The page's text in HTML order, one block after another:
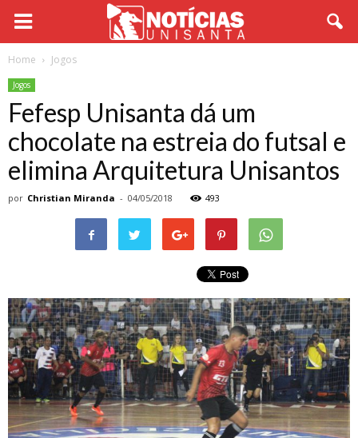
Home Jogos
Jogos
Fefesp Unisanta dá um
chocolate na estreia do futsal e
elimina Arquitetura Unisantos
por Christian Miranda - 04/05/2018 493